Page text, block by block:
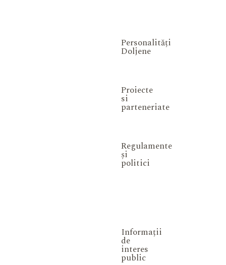
Personalități
Doljene
Proiecte
si
parteneriate
Regulamente
și
politici
Informații
de
interes
public